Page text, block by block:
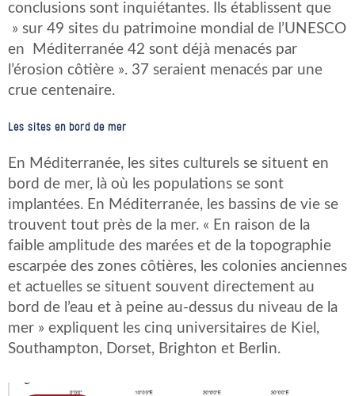
conclusions sont inquiétantes. Ils établissent que
» sur 49 sites du patrimoine mondial de l’UNESCO
en Méditerranée 42 sont déjà menacés par
l’érosion côtière ». 37 seraient menacés par une
crue centenaire.
Les sites en bord de mer
En Méditerranée, les sites culturels se situent en
bord de mer, là où les populations se sont
implantées. En Méditerranée, les bassins de vie se
trouvent tout près de la mer. « En raison de la
faible amplitude des marées et de la topographie
escarpée des zones côtières, les colonies anciennes
et actuelles se situent souvent directement au
bord de l’eau et à peine au-dessus du niveau de la
mer » expliquent les cinq universitaires de Kiel,
Southampton, Dorset, Brighton et Berlin.